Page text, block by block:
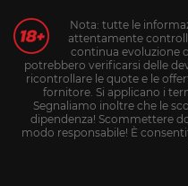
Nota: tutte le
attentamente
continua evoluzione
potrebbero verificarsi delle
ricontrollare le quote e le
fornitore. Si applicano i
Segnaliamo inoltre che le
dipendenza! Scommettere
modo responsabile! È